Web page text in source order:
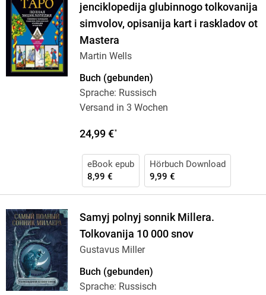
jenciklopedija glubinnogo tolkovanija
simvolov, opisanija kart i raskladov ot
Mastera
Martin Wells
Buch (gebunden)
Sprache: Russisch
Versand in 3 Wochen
24,99 €*
eBook epub
8,99 €
Hörbuch Download
9,99 €
Samyj polnyj sonnik Millera.
Tolkovanija 10 000 snov
Gustavus Miller
Buch (gebunden)
Sprache: Russisch